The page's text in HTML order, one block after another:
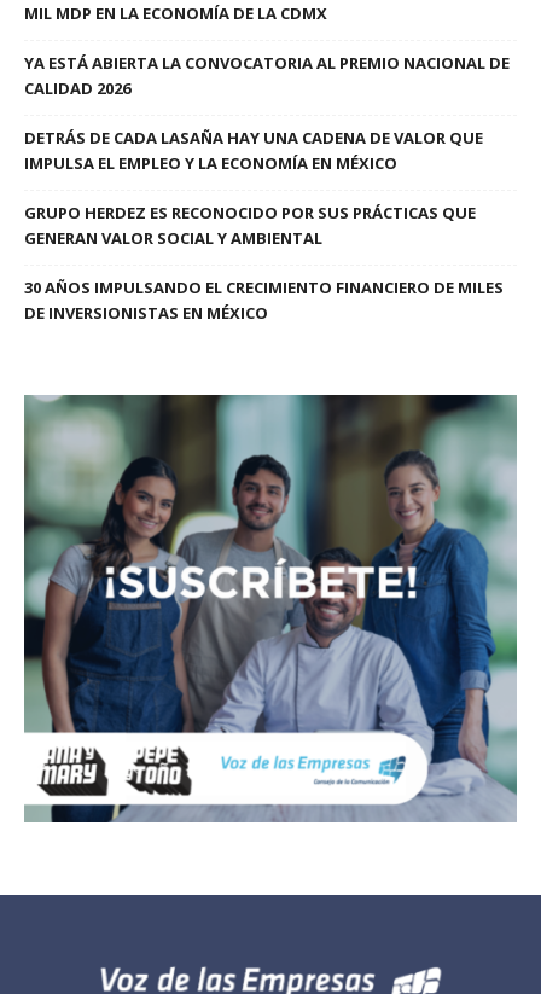
MIL MDP EN LA ECONOMÍA DE LA CDMX
YA ESTÁ ABIERTA LA CONVOCATORIA AL PREMIO NACIONAL DE
CALIDAD 2026
DETRÁS DE CADA LASAÑA HAY UNA CADENA DE VALOR QUE
IMPULSA EL EMPLEO Y LA ECONOMÍA EN MÉXICO
GRUPO HERDEZ ES RECONOCIDO POR SUS PRÁCTICAS QUE
GENERAN VALOR SOCIAL Y AMBIENTAL
30 AÑOS IMPULSANDO EL CRECIMIENTO FINANCIERO DE MILES
DE INVERSIONISTAS EN MÉXICO